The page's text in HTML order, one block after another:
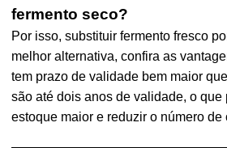
fermento seco?
Por isso, substituir fermento fresco
melhor alternativa, confira as
tem prazo de validade bem maior
são até dois anos de validade, o que
estoque maior e reduzir o número de